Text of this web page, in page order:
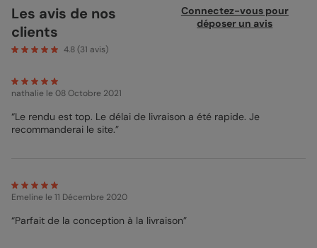
Multiphotos
. Comme sur les anciens appareils, cette carte de
remerciements vous permet de placer deux photos dans des
emplacements en forme de pellicule ou de photomaton.
Charmant non ? Comme vous ! En plus, comme nous savons
photo prenne toute la place de la
! Portrait de couple, photo de vous & vos invités, détails de
mises en avant dans ces différents cadres photos. Au dos, un
texte de remerciement mariage élégant vous est déjà proposé,
partie gauche. Il serait dommage que cet élément soit masqué
par la partie en impression pellicule n'est-ce pas ?
Mathilde - Pop designer
Les avis de nos
clients
4.8(31 avis)
Connectez-vous pour
déposer un avis
nathalie le 08 Octobre 2021
“Le rendu est top. Le délai de livraison a été rapide. Je
recommanderai le site.”
Emeline le 11 Décembre 2020
“Parfait de la conception à la livraison”